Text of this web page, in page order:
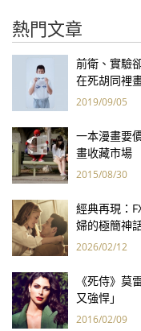
熱門文章
前衛、實驗
在死胡同裡
2019/09/05
一本漫畫要
畫收藏市場
2015/08/30
經典再現：
婦的極簡神
2026/02/12
《死侍》莫
又強悍」
2016/02/09